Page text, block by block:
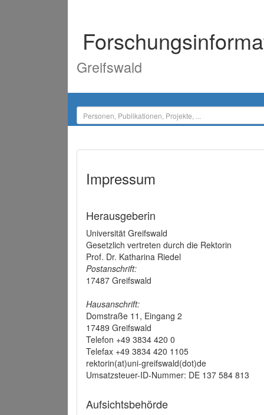
Greifswald
Impressum
Herausgeberin
Universität Greifswald
Gesetzlich vertreten durch die Rektorin
Prof. Dr. Katharina Riedel
Postanschrift:
17487 Greifswald
Hausanschrift:
Domstraße 11, Eingang 2
17489 Greifswald
Telefon +49 3834 420 0
Telefax +49 3834 420 1105
rektorin(at)uni-greifswald(dot)de
Umsatzsteuer-ID-Nummer: DE 137 584 813
Aufsichtsbehörde